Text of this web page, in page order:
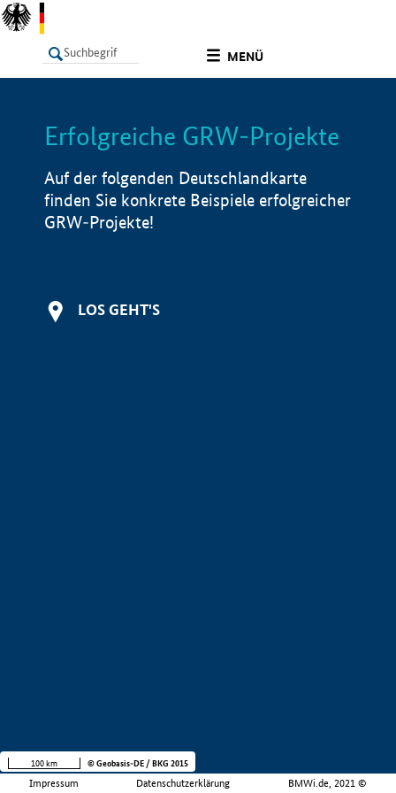
MENÜ
LISTE Info
Erfolgreiche GRW-Projekte
Auf der folgenden Deutschlandkarte
finden Sie konkrete Beispiele erfolgreicher
GRW-Projekte!
LOS GEHT'S
Impressum Datenschutzerklärung BMWi.de, 2021 ©
100 km © Geobasis-DE / BKG 2015